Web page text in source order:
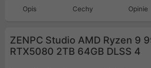
Opis Cechy Opinie
ZENPC Studio AMD Ryzen 9
RTX5080 2TB 64GB DLSS 4